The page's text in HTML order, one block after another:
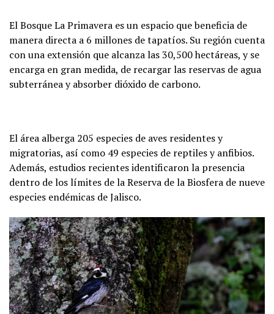
El Bosque La Primavera es un espacio que beneficia de
manera directa a 6 millones de tapatíos. Su región cuenta
con una extensión que alcanza las 30,500 hectáreas, y se
encarga en gran medida, de recargar las reservas de agua
subterránea y absorber dióxido de carbono.
El área alberga 205 especies de aves residentes y
migratorias, así como 49 especies de reptiles y anfibios.
Además, estudios recientes identificaron la presencia
dentro de los límites de la Reserva de la Biosfera de nueve
especies endémicas de Jalisco.